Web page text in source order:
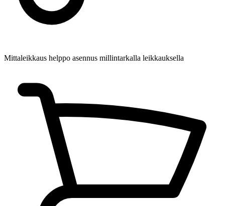
Mittaleikkaus helppo asennus millintarkalla leikkauksella